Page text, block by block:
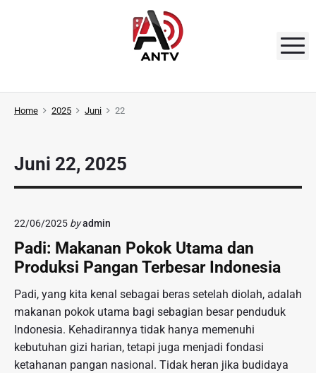
o
A
Home 2025 Juni 22
Juni 22, 2025
22/06/2025 byadmin
Padi: Makanan Pokok Utama dan
Produksi Pangan Terbesar Indonesia
Padi, yang kita kenal sebagai beras setelah diolah, adalah
makanan pokok utama bagi sebagian besar penduduk
Indonesia. Kehadirannya tidak hanya memenuhi
kebutuhan gizi harian, tetapi juga menjadi fondasi
ketahanan pangan nasional. Tidak heran jika budidaya